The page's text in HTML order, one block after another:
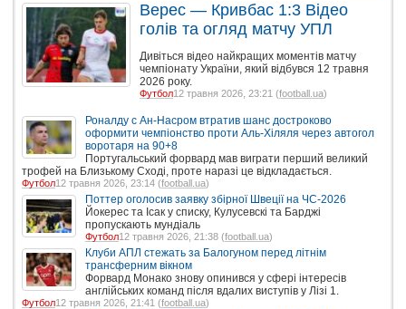
Верес — Кривбас 1:3 Відео
голів та огляд матчу УПЛ
Дивіться відео найкращих моментів матчу
чемпіонату України, який відбувся 12 травня
2026 року.
Футбол12 травня 2026, 23:21 (football.ua)
Роналду с Ан-Насром втратив шанс достроково
оформити чемпіонство проти Аль-Хіляля через автогол
воротаря на 90+8
Португальський форвард мав виграти перший великий
трофей на Близькому Сході, проте наразі це відкладається.
Футбол12 травня 2026, 23:14 (football.ua)
Поттер оголосив заявку збірної Швеції на ЧС-2026
Йокерес та Ісак у списку, Кулусевскі та Барджі
пропускають мундіаль
Футбол12 травня 2026, 21:38 (football.ua)
Клуби АПЛ стежать за Балогуном перед літнім
трансферним вікном
Форвард Монако знову опинився у сфері інтересів
англійських команд після вдалих виступів у Лізі 1.
Футбол12 травня 2026, 21:41 (football.ua)